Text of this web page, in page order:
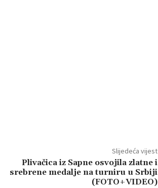
Slijedeća vijest
Plivačica iz Sapne osvojila zlatne i
srebrene medalje na turniru u Srbiji
(FOTO+VIDEO)